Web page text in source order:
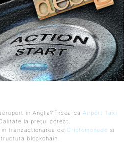
in Anglia? Încearcă Airport Taxi
la prețul corect.
tranzactionarea de Criptomonede si
blockchain.